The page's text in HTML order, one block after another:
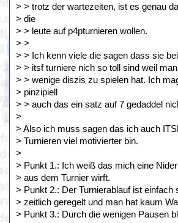
> > trotz der wartezeiten, ist es genau
> die
> > leute auf p4pturnieren wollen.
> >
> > Ich kenn viele die sagen dass sie
> > itsf turniere nich so toll sind weil
> > wenige diszis zu spielen hat. Ich
> pinzipiell
> > auch das ein satz auf 7 gedaddel
>
> Also ich muss sagen das ich auch
> Turnieren viel motivierter bin.
>
> Punkt 1.: Ich weiß das mich eine
> aus dem Turnier wirft.
> Punkt 2.: Der Turnierablauf ist einfach
> zeitlich geregelt und man hat kaum
> Punkt 3.: Durch die wenigen Pausen